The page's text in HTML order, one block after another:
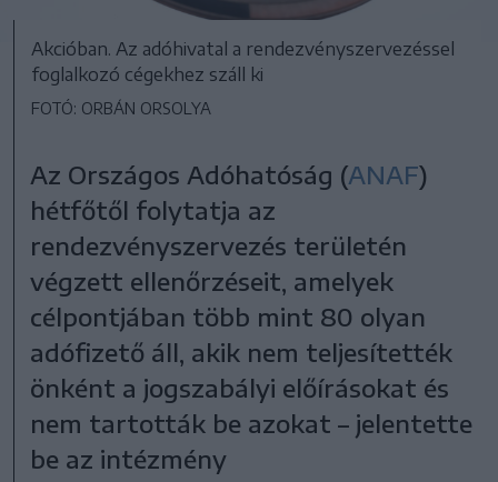
Akcióban. Az adóhivatal a rendezvényszervezéssel
foglalkozó cégekhez száll ki
FOTÓ: ORBÁN ORSOLYA
Az Országos Adóhatóság (ANAF)
hétfőtől folytatja az
rendezvényszervezés területén
végzett ellenőrzéseit, amelyek
célpontjában több mint 80 olyan
adófizető áll, akik nem teljesítették
önként a jogszabályi előírásokat és
nem tartották be azokat – jelentette
be az intézmény